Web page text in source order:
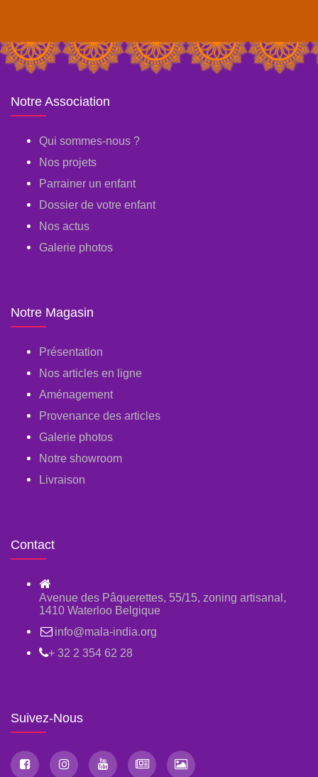
Notre Association
Qui sommes-nous ?
Nos projets
Parrainer un enfant
Dossier de votre enfant
Nos actus
Galerie photos
Notre Magasin
Présentation
Nos articles en ligne
Aménagement
Provenance des articles
Galerie photos
Notre showroom
Livraison
Contact
Avenue des Pâquerettes, 55/15, zoning artisanal,
1410 Waterloo Belgique
info@mala-india.org
+ 32 2 354 62 28
Suivez-Nous